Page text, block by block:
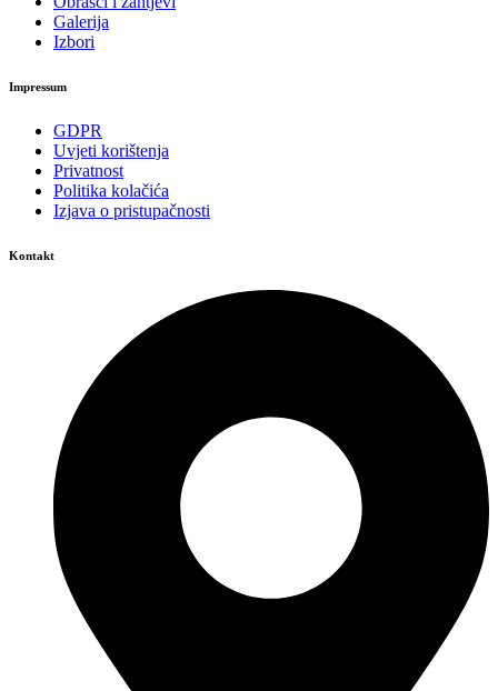
Galerija
Izbori
Impressum
GDPR
Uvjeti korištenja
Privatnost
Politika kolačića
Izjava o pristupačnosti
Kontakt